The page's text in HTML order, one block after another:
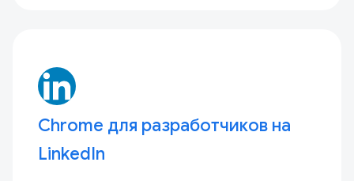
Chrome для разработчиков на
LinkedIn